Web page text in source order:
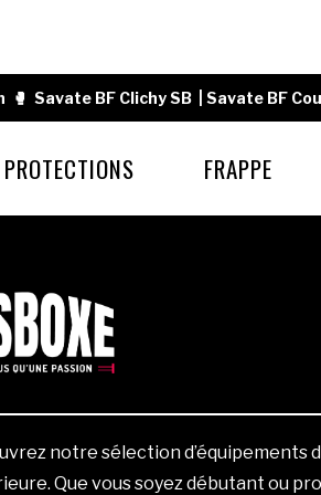
🥊 Savate BF Clichy SB Savate BF
PROTECTIONS FRAPPE
notre sélection d’équipements
Que vous soyez débutant ou